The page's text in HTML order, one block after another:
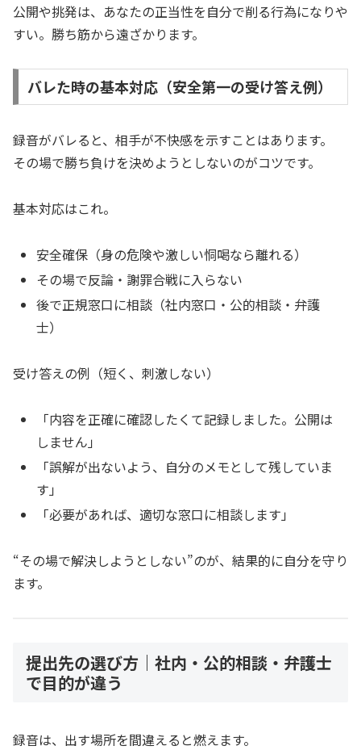
公開や挑発は、あなたの正当性を自分で削る行為になりや
すい。勝ち筋から遠ざかります。
バレた時の基本対応（安全第一の受け答え例）
録音がバレると、相手が不快感を示すことはあります。
その場で勝ち負けを決めようとしないのがコツです。
基本対応はこれ。
安全確保（身の危険や激しい恫喝なら離れる）
その場で反論・謝罪合戦に入らない
後で正規窓口に相談（社内窓口・公的相談・弁護
士）
受け答えの例（短く、刺激しない）
「内容を正確に確認したくて記録しました。公開は
しません」
「誤解が出ないよう、自分のメモとして残していま
す」
「必要があれば、適切な窓口に相談します」
“その場で解決しようとしない”のが、結果的に自分を守り
ます。
提出先の選び方｜社内・公的相談・弁護士
で目的が違う
録音は、出す場所を間違えると燃えます。